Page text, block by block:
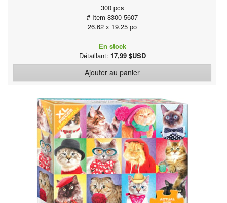
300 pcs
# Item 8300-5607
26.62 x 19.25 po
En stock
Détaillant: 17,99 $USD
Ajouter au panier